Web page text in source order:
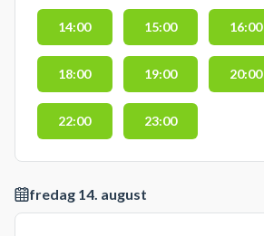
14:00 15:00 16:00
18:00 19:00 20:00
22:00 23:00
fredag 14. august